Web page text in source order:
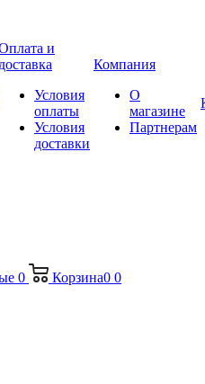
и
доставка
Условия
оплаты
Условия
доставки
Компания
О
магазине
Партнерам
0 Корзина0 0